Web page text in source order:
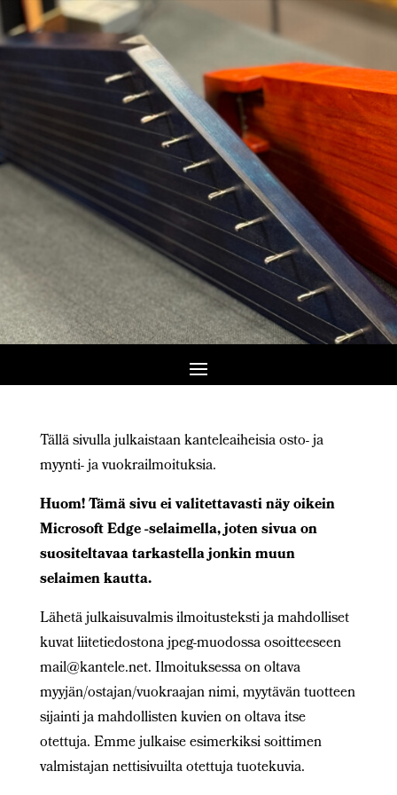
Tällä sivulla julkaistaan kanteleaiheisia osto- ja
myynti- ja vuokrailmoituksia.
Huom! Tämä sivu ei valitettavasti näy oikein
Microsoft Edge -selaimella, joten sivua on
suositeltavaa tarkastella jonkin muun
selaimen kautta.
Lähetä julkaisuvalmis ilmoitusteksti ja mahdolliset
kuvat liitetiedostona jpeg-muodossa osoitteeseen
mail@kantele.net. Ilmoituksessa on oltava
myyjän/ostajan/vuokraajan nimi, myytävän tuotteen
sijainti ja mahdollisten kuvien on oltava itse
otettuja. Emme julkaise esimerkiksi soittimen
valmistajan nettisivuilta otettuja tuotekuvia.